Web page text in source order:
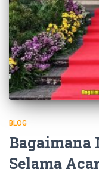
BLOG
Bagaimana
Selama